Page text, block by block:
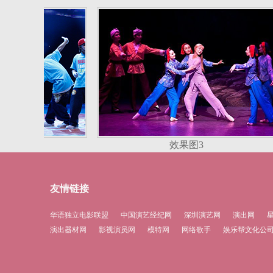
效果图3
友情链接
华语独立电影联盟 中国演艺经纪网 深圳演艺网 演出网
演出器材网
影视演员网 模特网 网络歌手 娱乐帮文化公